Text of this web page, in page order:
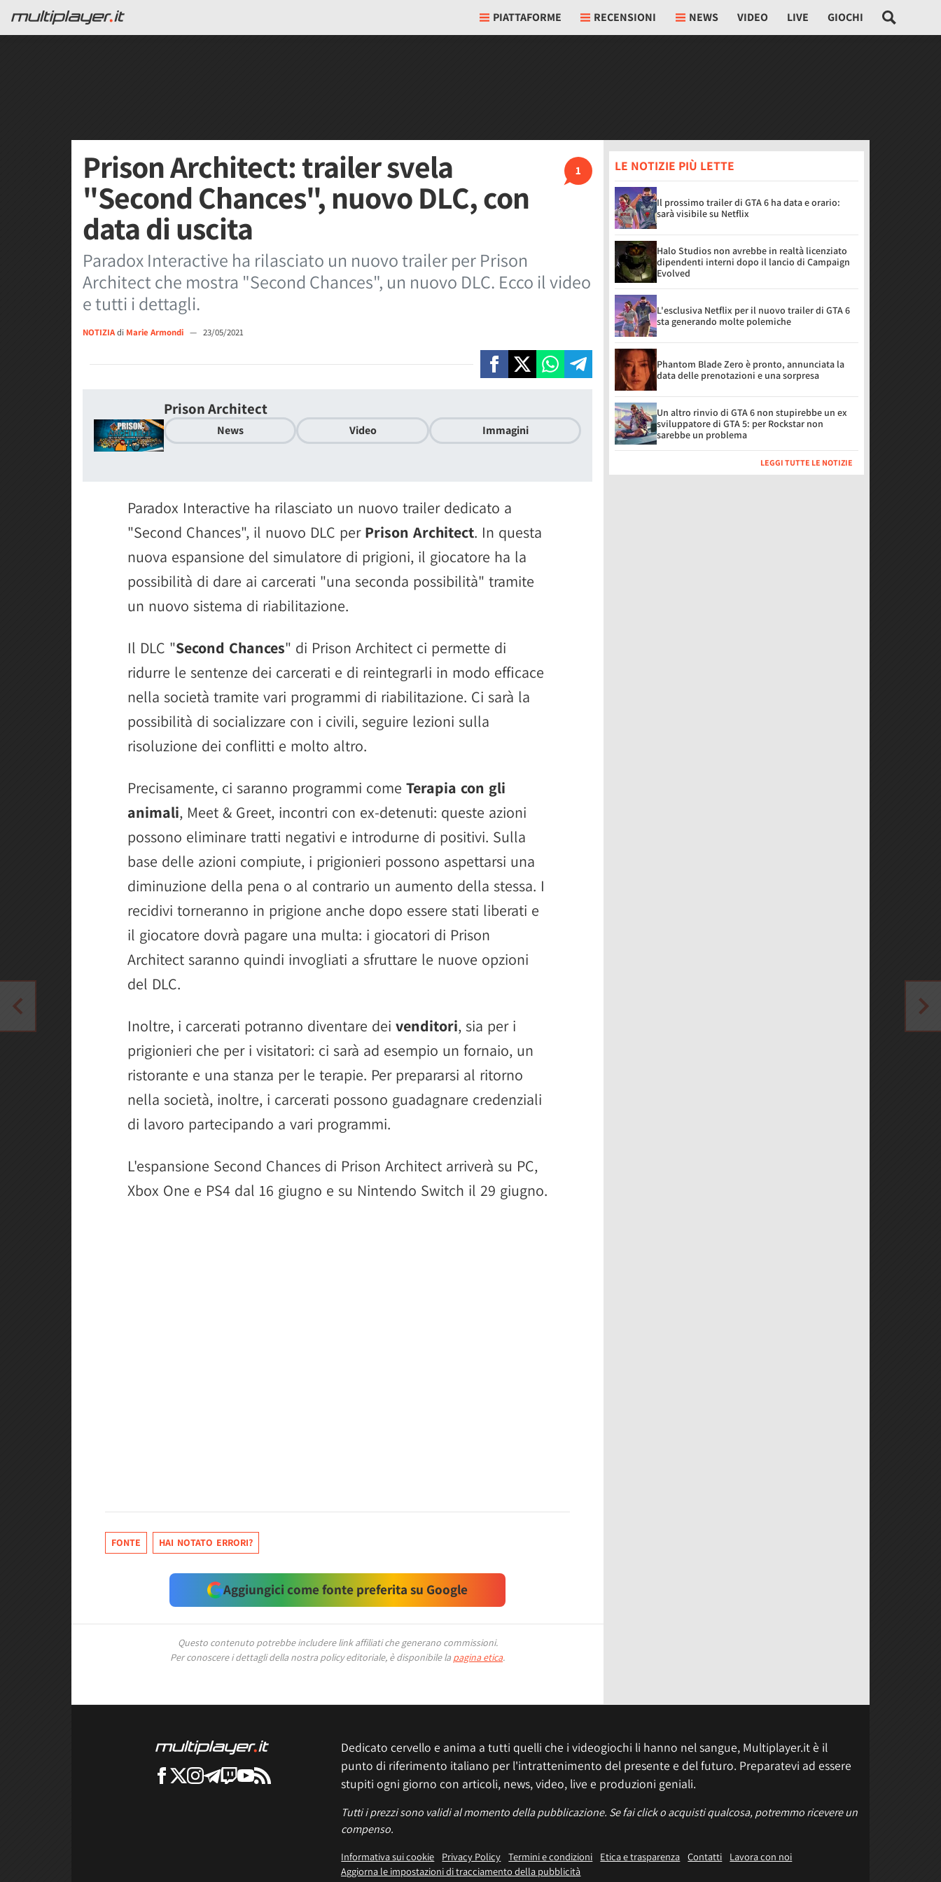
PIATTAFORME RECENSIONI NEWS VIDEO LIVE GIOCHI
1
Prison Architect: trailer svela
"Second Chances", nuovo DLC, con
data di uscita
Paradox Interactive ha rilasciato un nuovo trailer per Prison
Architect che mostra "Second Chances", un nuovo DLC. Ecco il video
e tutti i dettagli.
NOTIZIAdi Marie Armondi — 23/05/2021
Prison Architect
News Video Immagini
Paradox Interactive ha rilasciato un nuovo trailer dedicato a
"Second Chances", il nuovo DLC per Prison Architect. In questa
nuova espansione del simulatore di prigioni, il giocatore ha la
possibilità di dare ai carcerati "una seconda possibilità" tramite
un nuovo sistema di riabilitazione.
Il DLC "Second Chances" di Prison Architect ci permette di
ridurre le sentenze dei carcerati e di reintegrarli in modo efficace
nella società tramite vari programmi di riabilitazione. Ci sarà la
possibilità di socializzare con i civili, seguire lezioni sulla
risoluzione dei conflitti e molto altro.
Precisamente, ci saranno programmi come Terapia con gli
animali, Meet & Greet, incontri con ex-detenuti: queste azioni
possono eliminare tratti negativi e introdurne di positivi. Sulla
base delle azioni compiute, i prigionieri possono aspettarsi una
diminuzione della pena o al contrario un aumento della stessa. I
recidivi torneranno in prigione anche dopo essere stati liberati e
il giocatore dovrà pagare una multa: i giocatori di Prison
Architect saranno quindi invogliati a sfruttare le nuove opzioni
del DLC.
Inoltre, i carcerati potranno diventare dei venditori, sia per i
prigionieri che per i visitatori: ci sarà ad esempio un fornaio, un
ristorante e una stanza per le terapie. Per prepararsi al ritorno
nella società, inoltre, i carcerati possono guadagnare credenziali
di lavoro partecipando a vari programmi.
L'espansione Second Chances di Prison Architect arriverà su PC,
Xbox One e PS4 dal 16 giugno e su Nintendo Switch il 29 giugno.
FONTE HAI NOTATO ERRORI?
Aggiungici come fonte preferita su Google
Questo contenuto potrebbe includere link affiliati che generano commissioni.
Per conoscere i dettagli della nostra policy editoriale, è disponibile la pagina etica.
LE NOTIZIE PIÙ LETTE
Il prossimo trailer di GTA 6 ha data e orario:
sarà visibile su Netflix
Halo Studios non avrebbe in realtà licenziato
dipendenti interni dopo il lancio di Campaign
Evolved
L'esclusiva Netflix per il nuovo trailer di GTA 6
sta generando molte polemiche
Phantom Blade Zero è pronto, annunciata la
data delle prenotazioni e una sorpresa
Un altro rinvio di GTA 6 non stupirebbe un ex
sviluppatore di GTA 5: per Rockstar non
sarebbe un problema
LEGGI TUTTE LE NOTIZIE
Dedicato cervello e anima a tutti quelli che i videogiochi li hanno nel sangue, Multiplayer.it è il
punto di riferimento italiano per l'intrattenimento del presente e del futuro. Preparatevi ad essere
stupiti ogni giorno con articoli, news, video, live e produzioni geniali.
Tutti i prezzi sono validi al momento della pubblicazione. Se fai click o acquisti qualcosa, potremmo ricevere un
compenso.
Informativa sui cookie Privacy Policy Termini e condizioni Etica e trasparenza Contatti
Lavora con noi
Aggiorna le impostazioni di tracciamento della pubblicità